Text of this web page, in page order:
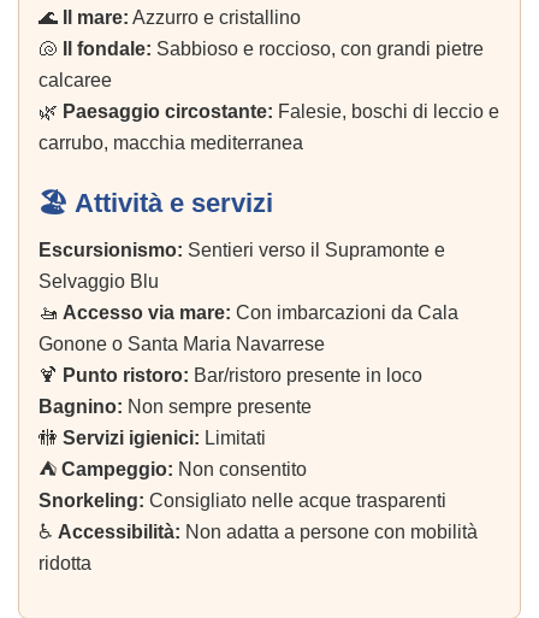
🌊
Il mare: Azzurro e cristallino
🐚
Il fondale: Sabbioso e roccioso, con grandi pietre
calcaree
🌿 Paesaggio circostante: Falesie, boschi di leccio e
carrubo, macchia mediterranea
🏖️ Attività e servizi
Escursionismo: Sentieri verso il Supramonte e
Selvaggio Blu
🚤 Accesso via mare: Con imbarcazioni da Cala
Gonone o Santa Maria Navarrese
🍹 Punto ristoro: Bar/ristoro presente in loco
Bagnino: Non sempre presente
🚻 Servizi igienici: Limitati
⛺ Campeggio: Non consentito
Snorkeling: Consigliato nelle acque trasparenti
♿ Accessibilità: Non adatta a persone con mobilità
ridotta